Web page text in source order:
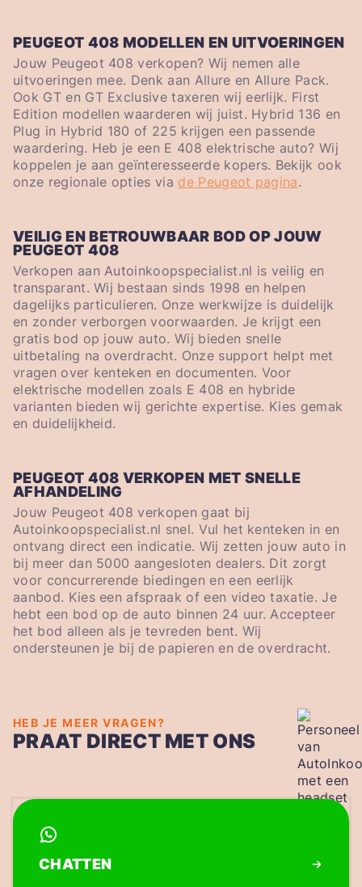
PEUGEOT 408 MODELLEN EN UITVOERINGEN
Jouw Peugeot 408 verkopen? Wij nemen alle
uitvoeringen mee. Denk aan Allure en Allure Pack.
Ook GT en GT Exclusive taxeren wij eerlijk. First
Edition modellen waarderen wij juist. Hybrid 136 en
Plug in Hybrid 180 of 225 krijgen een passende
waardering. Heb je een E 408 elektrische auto? Wij
koppelen je aan geïnteresseerde kopers. Bekijk ook
onze regionale opties via de Peugeot pagina.
VEILIG EN BETROUWBAAR BOD OP JOUW
PEUGEOT 408
Verkopen aan Autoinkoopspecialist.nl is veilig en
transparant. Wij bestaan sinds 1998 en helpen
dagelijks particulieren. Onze werkwijze is duidelijk
en zonder verborgen voorwaarden. Je krijgt een
gratis bod op jouw auto. Wij bieden snelle
uitbetaling na overdracht. Onze support helpt met
vragen over kenteken en documenten. Voor
elektrische modellen zoals E 408 en hybride
varianten bieden wij gerichte expertise. Kies gemak
en duidelijkheid.
PEUGEOT 408 VERKOPEN MET SNELLE
AFHANDELING
Jouw Peugeot 408 verkopen gaat bij
Autoinkoopspecialist.nl snel. Vul het kenteken in en
ontvang direct een indicatie. Wij zetten jouw auto in
bij meer dan 5000 aangesloten dealers. Dit zorgt
voor concurrerende biedingen en een eerlijk
aanbod. Kies een afspraak of een video taxatie. Je
hebt een bod op de auto binnen 24 uur. Accepteer
het bod alleen als je tevreden bent. Wij
ondersteunen je bij de papieren en de overdracht.
HEB JE MEER VRAGEN?
PRAAT DIRECT MET ONS
CHATTEN